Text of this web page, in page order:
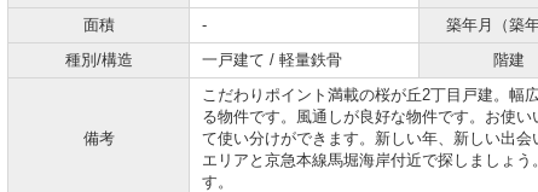
面積
-
築年月（築
種別/構造
一戸建て / 軽量鉄骨 階建
備考
こだわりポイント満載の桜が丘2丁目戸建。幅
る物件です。風通しが良好な物件です。お使
て使い分けができます。新しい年、新しい出
エリアと京急本線馬堀海岸付近で探しましょ
す。